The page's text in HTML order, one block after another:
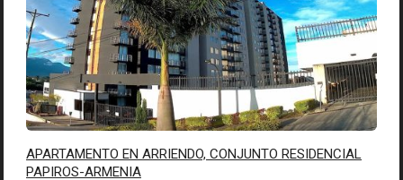
APARTAMENTO EN ARRIENDO, CONJUNTO RESIDENCIAL
PAPIROS-ARMENIA